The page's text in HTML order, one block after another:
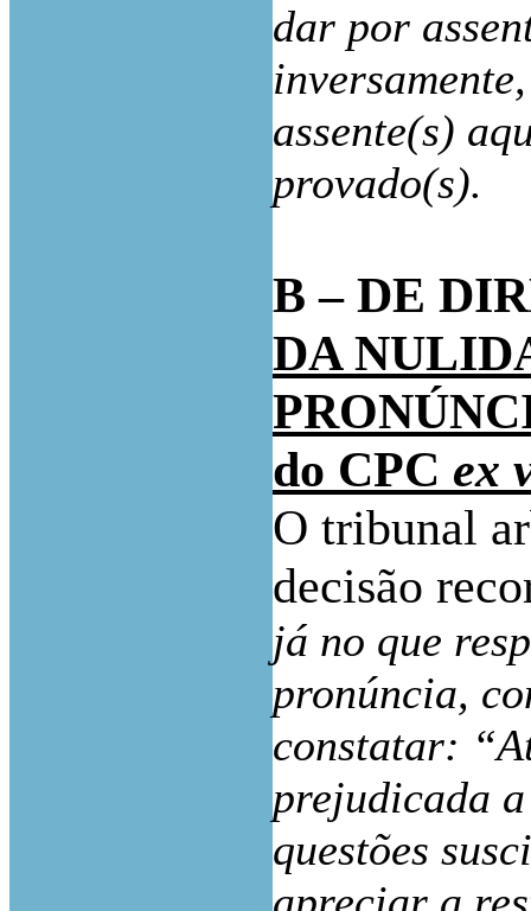
dar por
assente(s)
provado(s).
B – DE
DA
do CPC ex
O tribunal
decisão
já no que
pronúncia,
constatar:
prejudicada
questões